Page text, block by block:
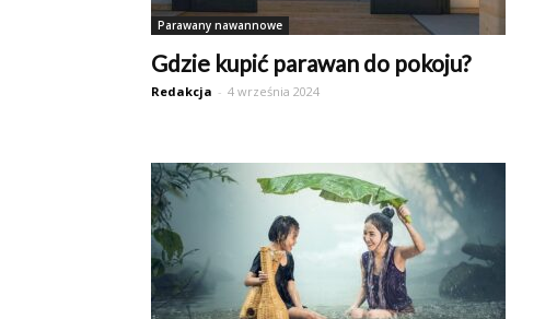
Parawany nawannowe
Gdzie kupić parawan do pokoju?
Redakcja - 4 września 2024